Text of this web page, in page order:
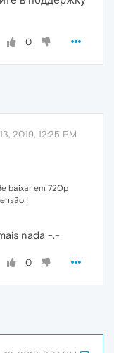
0
2019, 12:25 PM
baixar em 720p
!
nada -.-
0